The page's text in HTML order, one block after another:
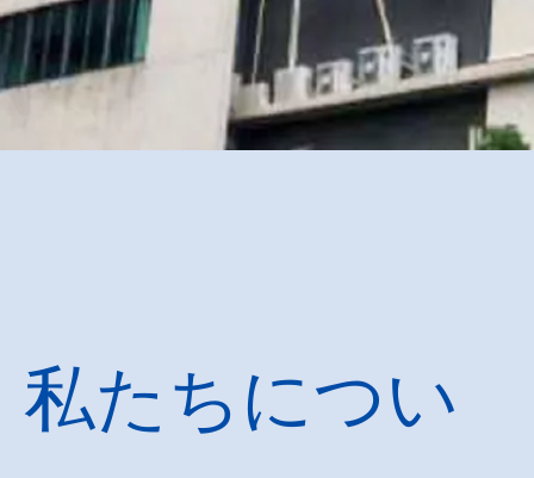
私たちについ